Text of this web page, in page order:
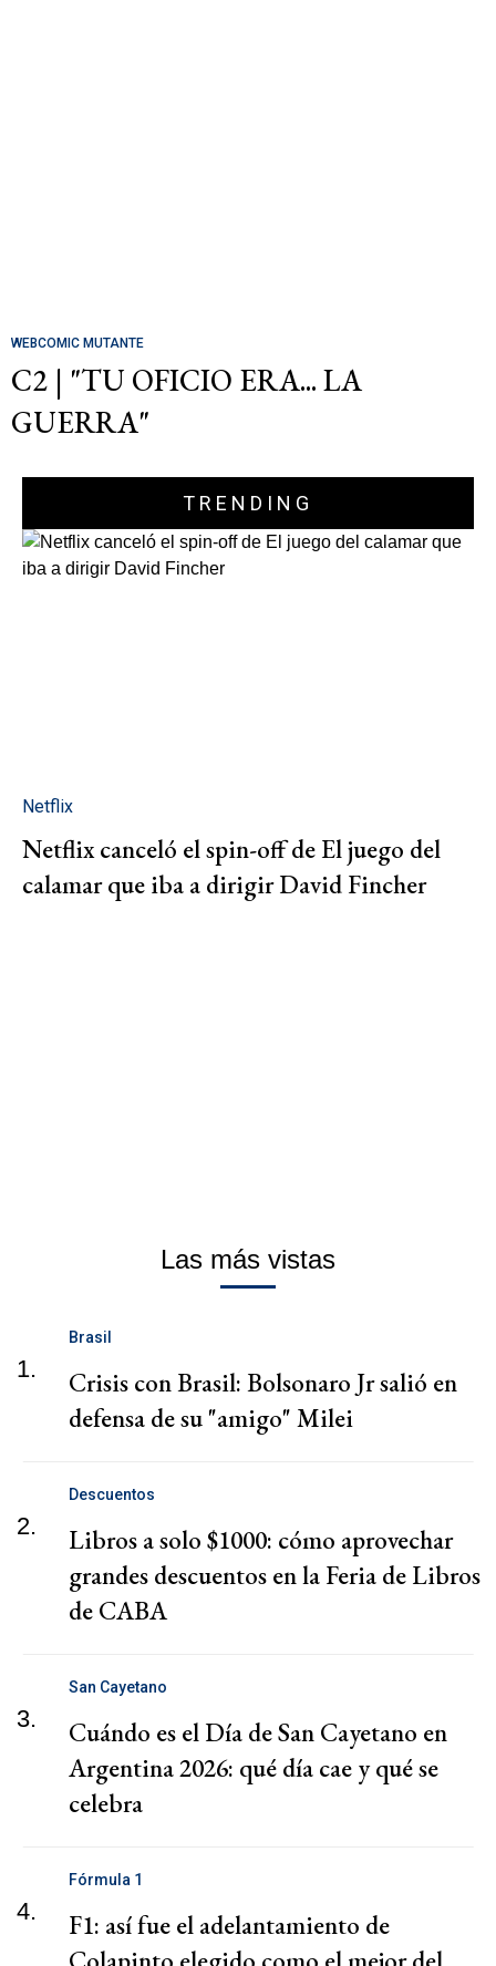
WEBCOMIC MUTANTE
C2 | "TU OFICIO ERA... LA
GUERRA"
TRENDING
Netflix
Netflix canceló el spin-off de El juego del
calamar que iba a dirigir David Fincher
Las más vistas
1.
Brasil
Crisis con Brasil: Bolsonaro Jr salió en
defensa de su "amigo" Milei
2.
Descuentos
Libros a solo $1000: cómo aprovechar
grandes descuentos en la Feria de Libros
de CABA
3.
San Cayetano
Cuándo es el Día de San Cayetano en
Argentina 2026: qué día cae y qué se
celebra
4.
Fórmula 1
F1: así fue el adelantamiento de